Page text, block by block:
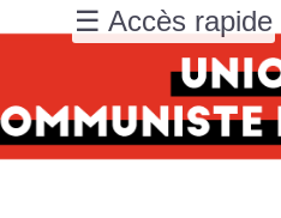
☰ Accès rapide